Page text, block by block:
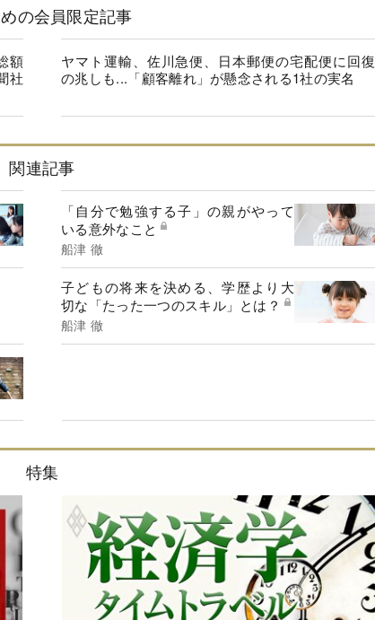
の会員限定記事
額
社
ヤマト運輸、佐川急便、日本郵便の宅配便に回復
の兆しも...「顧客離れ」が懸念される1社の実名
関連記事
「自分で勉強する子」の親がやって
いる意外なこと
船津 徹
子どもの将来を決める、学歴より大
切な「たった一つのスキル」とは？
船津 徹
特集